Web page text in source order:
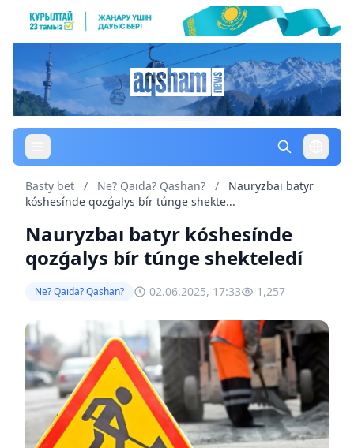
Basty bet / Ne? Qaıda? Qashan? /
Nauryzbaı batyr
kóshesínde qozǵalys bír túnge shekte...
Nauryzbaı batyr kóshesínde
qozǵalys bír túnge shekteledí
Ne? Qaıda? Qashan? 02.06.2025, 17:33 1,257